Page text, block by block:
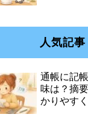
人気記事
通帳に記
味は？摘
かりやす